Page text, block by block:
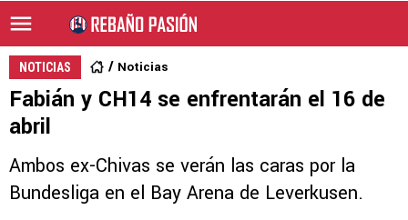
NOTICIAS Noticias
Fabián y CH14 se enfrentarán el 16 de
abril
Ambos ex-Chivas se verán las caras por la
Bundesliga en el Bay Arena de Leverkusen.